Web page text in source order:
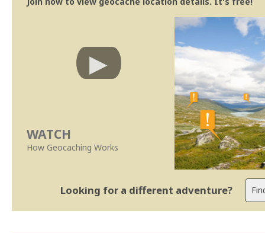
WATCH
How Geocaching Works
Looking for a different adventure?